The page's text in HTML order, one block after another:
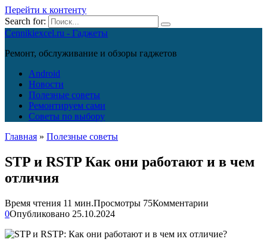
Перейти к контенту
Search for:
Cennikiexcel.ru - Гаджеты
Ремонт, обслуживание и обзоры гаджетов
Android
Новости
Полезные советы
Ремонтируем сами
Советы по выбору
Главная » Полезные советы
STP и RSTP Как они работают и в чем
отличия
Время чтения 11 мин.Просмотры 75Комментарии
0Опубликовано 25.10.2024